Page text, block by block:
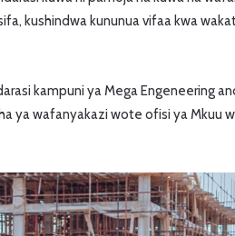
kushindwa kununua vifaa kwa
kampuni ya Mega Engeneering
ya wafanyakazi wote ofisi ya Mkuu